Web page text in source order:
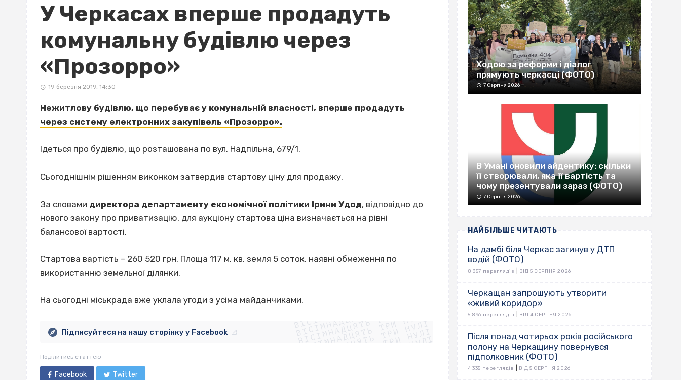
У Черкасах вперше продадуть
комунальну будівлю через
«Прозорро»
19 березня 2019, 14:30
Нежитлову будівлю, що перебуває у комунальній власності, вперше продадуть
через систему електронних закупівель «Прозорро».
Ідеться про будівлю, що розташована по вул. Надпільна, 679/1.
Сьогоднішнім рішенням виконком затвердив стартову ціну для продажу.
За словами директора департаменту економічної політики Ірини Удод, відповідно до
нового закону про приватизацію, для аукціону стартова ціна визначається на рівні
балансової вартості.
Стартова вартість – 260 520 грн. Площа 117 м. кв, земля 5 соток, наявні обмеження по
використанню земельної ділянки.
На сьогодні міськрада вже уклала угоди з усіма майданчиками.ВІСІМНАДЦЯТЬ ТРИ НУЛІ
ВІСІМНАДЦЯТЬ ТРИ НУЛІ
ВІСІМНАДЦЯТЬ ТРИ НУЛІ
ВІСІМНАДЦЯТЬ ТРИ НУЛІ
ВІСІМНАДЦЯТЬ ТРИ НУЛІ
ВІСІМНАДЦЯТЬ ТРИ НУЛІ
ВІСІМНАДЦЯТЬ ТРИ НУЛІ
Підписуйтеся на нашу сторінку у Facebook
Поділитись статтею
Facebook Twitter
Ходою за реформи і діалог
прямують черкасці (ФОТО)
7 Серпня 2026
В Умані оновили айдентику: скільки
її створювали, яка її вартість та
чому презентували зараз (ФОТО)
7 Серпня 2026
НАЙБІЛЬШЕ ЧИТАЮТЬ
На дамбі біля Черкас загинув у ДТП
водій (ФОТО)
8 357 переглядів ВІД 5 СЕРПНЯ 2026
Черкащан запрошують утворити
«живий коридор»
5 896 переглядів ВІД 4 СЕРПНЯ 2026
Після понад чотирьох років російського
полону на Черкащину повернувся
підполковник (ФОТО)
4 335 переглядів ВІД 5 СЕРПНЯ 2026